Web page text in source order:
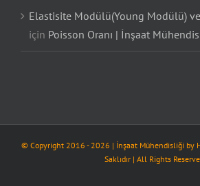
Elastisite Modülü(Young Modülü)
için Poisson Oranı | İnşaat
© Copyright 2016 -2026 | İnşaat Mühendisliği by
Saklıdır | All Rights